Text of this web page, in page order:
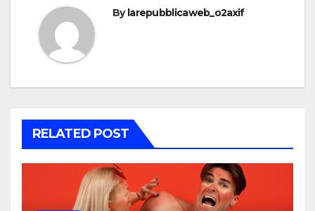
Bylarepubblicaweb_o2axif
RELATED POST